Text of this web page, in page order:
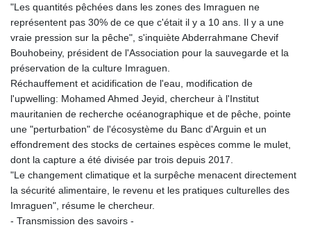
MDL 20.056874
MGA 4921.849865
MKD 61.568318
MMK 2421.882171
MNT 4148.114639
MOP 9.32038
MRU 46.367858
MUR 54.296451
MVR 17.833845
MWK 1999.984044
MXN 19.787625
MYR 4.718133
MZN 73.706953
NAD 18.737893
"Les quantités pêchées dans les zones des Imraguen ne
représentent pas 30% de ce que c'était il y a 10 ans. Il y a une
vraie pression sur la pêche", s'inquiète Abderrahmane Chevif
Bouhobeiny, président de l'Association pour la sauvegarde et la
préservation de la culture Imraguen.
Réchauffement et acidification de l'eau, modification de
l'upwelling: Mohamed Ahmed Jeyid, chercheur à l'Institut
mauritanien de recherche océanographique et de pêche, pointe
une "perturbation" de l'écosystème du Banc d'Arguin et un
effondrement des stocks de certaines espèces comme le mulet,
dont la capture a été divisée par trois depuis 2017.
"Le changement climatique et la surpêche menacent directement
la sécurité alimentaire, le revenu et les pratiques culturelles des
Imraguen", résume le chercheur.
- Transmission des savoirs -